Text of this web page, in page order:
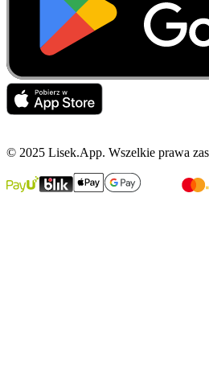
© 2025 Lisek.App. Wszelkie prawa